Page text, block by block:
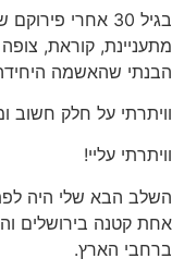
בגיל 30 אחרי
מתעניינת, קוראת,
הבנתי שהאשמה
וויתרתי על חלק חשוב
וויתרתי עליי!
השלב הבא שלי היה
אחת קטנה בירושלים
ברחבי הארץ.